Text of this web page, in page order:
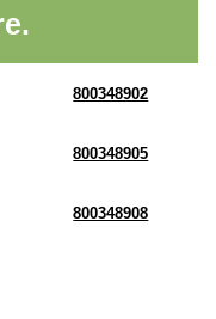
800348902
800348905
800348908